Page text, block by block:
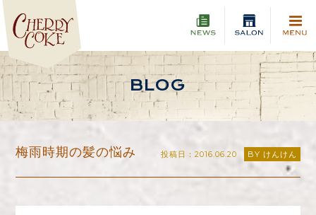
BLOG
梅雨時期の髪の悩み 投稿日：2016.06.20 BY けんけん